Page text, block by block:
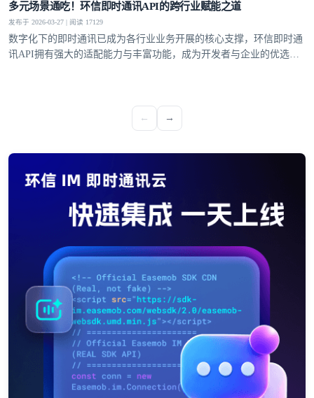
多元场景通吃！环信即时通讯API的跨行业赋能之道
发布于 2026-03-27 | 阅读 17129
数字化下的即时通讯已成为各行业业务开展的核心支撑，环信即时通
讯API拥有强大的适配能力与丰富功能，成为开发者与企业的优选方
←
→